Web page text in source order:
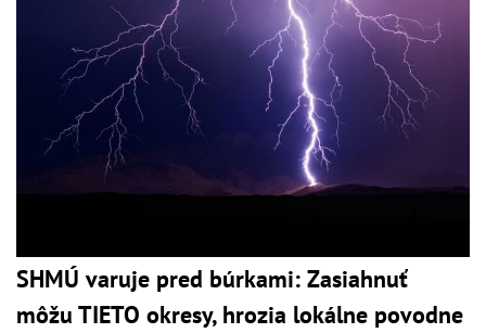
SHMÚ varuje pred búrkami: Zasiahnuť
môžu TIETO okresy, hrozia lokálne povodne